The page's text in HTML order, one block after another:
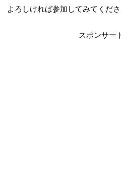
よろしければ参加してみてくださ
スポンサー